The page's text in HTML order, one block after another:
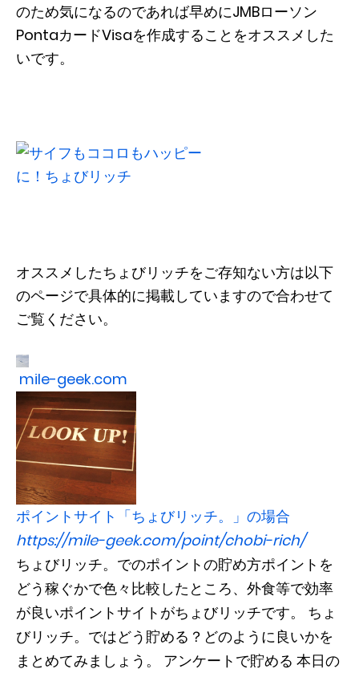
のため気になるのであれば早めにJMBローソン
PontaカードVisaを作成することをオススメした
いです。
オススメしたちょびリッチをご存知ない方は以下
のページで具体的に掲載していますので合わせて
ご覧ください。
mile-geek.com
ポイントサイト「ちょびリッチ。」の場合
https://mile-geek.com/point/chobi-rich/
ちょびリッチ。でのポイントの貯め方ポイントを
どう稼ぐかで色々比較したところ、外食等で効率
が良いポイントサイトがちょびリッチです。 ちょ
びリッチ。ではどう貯める？どのように良いかを
まとめてみましょう。 アンケートで貯める 本日の